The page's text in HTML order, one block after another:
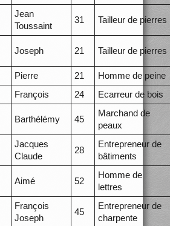
Jean
Toussaint
31 Tailleur de pierres
Joseph 21 Tailleur de pierres
Pierre 21
Homme de peine
François 24 Ecarreur de bois
Barthélémy 45
Marchand de
peaux
Jacques
Claude
28
Entrepreneur de
bâtiments
Aimé 52
Homme de
lettres
François
Joseph
45
Entrepreneur de
charpente